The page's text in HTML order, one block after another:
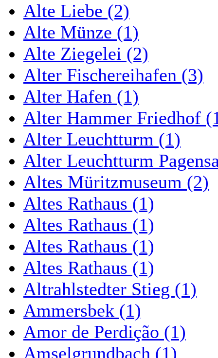
Alte Liebe (2)
Alte Münze (1)
Alte Ziegelei (2)
Alter Fischereihafen (3)
Alter Hafen (1)
Alter Hammer Friedhof
Alter Leuchtturm (1)
Alter Leuchtturm
Altes Müritzmuseum (2)
Altes Rathaus (1)
Altes Rathaus (1)
Altes Rathaus (1)
Altes Rathaus (1)
Altrahlstedter Stieg (1)
Ammersbek (1)
Amor de Perdição (1)
Amselgrundbach (1)